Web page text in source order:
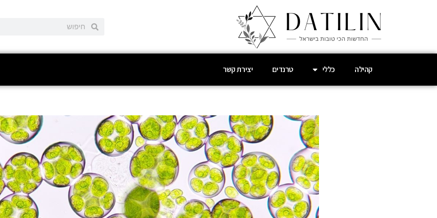
קהילה כללי טרנדים יצירת קשר